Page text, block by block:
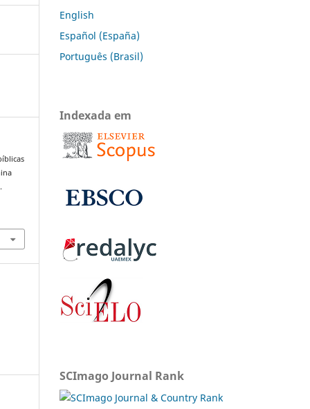
English
Español (España)
Português (Brasil)
Indexada em
SCImago Journal Rank